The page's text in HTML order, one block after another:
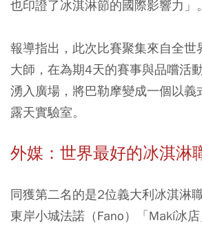
也印證了冰淇淋節的國際影響力」。
報導指出，此次比賽聚集來自全世
大師，在為期4天的賽事與品嚐活
湧入廣場，將巴勒摩變成一個以義
露天實驗室。
外媒：世界最好的冰淇淋
同獲第二名的是2位義大利冰淇淋
東岸小城法諾（Fano）「Makí冰